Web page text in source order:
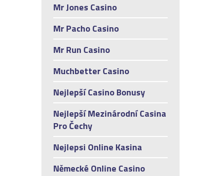
Mr Jones Casino
Mr Pacho Casino
Mr Run Casino
Muchbetter Casino
Nejlepší Casino Bonusy
Nejlepší Mezinárodní Casina
Pro Čechy
Nejlepsi Online Kasina
Německé Online Casino